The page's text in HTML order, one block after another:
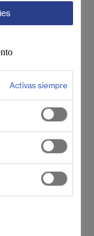
Activas siempre